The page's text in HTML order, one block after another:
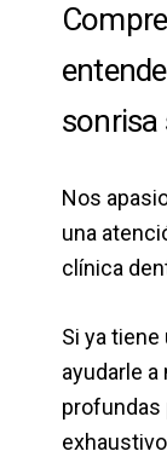
sonrisa
Nos
una
clínica
Si ya
ayudarle
profundas